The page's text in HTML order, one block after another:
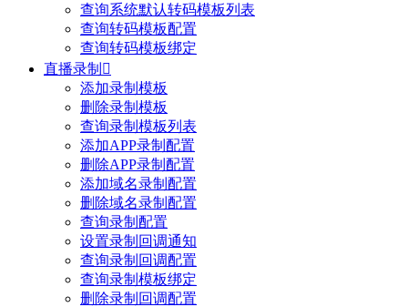
查询系统默认转码模板列表
查询转码模板配置
查询转码模板绑定
直播录制 
添加录制模板
删除录制模板
查询录制模板列表
添加APP录制配置
删除APP录制配置
添加域名录制配置
删除域名录制配置
查询录制配置
设置录制回调通知
查询录制回调配置
查询录制模板绑定
删除录制回调配置